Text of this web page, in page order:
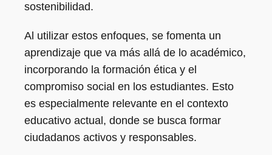
sostenibilidad.
Al utilizar estos enfoques, se fomenta un
aprendizaje que va más allá de lo académico,
incorporando la formación ética y el
compromiso social en los estudiantes. Esto
es especialmente relevante en el contexto
educativo actual, donde se busca formar
ciudadanos activos y responsables.